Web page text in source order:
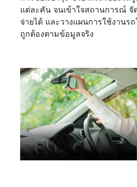
แต่ละคัน จนเข้าใจสถานการณ์
จ่ายได้ และวางแผนการใช้งานร
ถูกต้องตามข้อมูลจริง